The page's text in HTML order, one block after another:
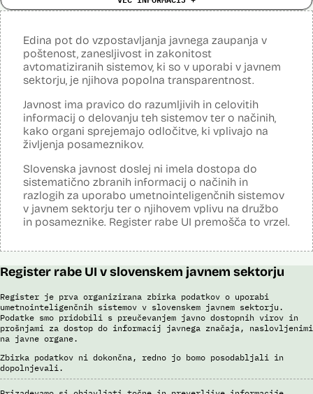
opravljena:
Posodobljeno: 3. december 2024
E-vinjeta je sistem plačevanja cestnine za vožnjo po slovenskih
avtocestah z uporabo e-naslova in registrske številke vozila in
nadzora. Za izvajanje cestninskega nadzora upravljavec cest preko
cestninskega nadzora preverja, ali so potniki kupili e-vinjeto. Sistem
samodejno v realnem času prepoznava registrske tablice, države
registracije vozila, barve, znamke, modele in modelna leta, cestninski
razred in vrste vozil. Prepoznava poteka s pomočjo
umetnointeligenčnih sistemov optične prepoznave na podlagi
Viri:
Dosje javnega naročila
Odgovor na zahtevek za informacije javnega značaja
Pogodba za izdelavo sistema E-vinjeta
Potek procesa nadzora E-vinjet
Edina pot do vzpostavljanja javnega zaupanja v
poštenost, zanesljivost in zakonitost
avtomatiziranih sistemov, ki so v uporabi v javnem
sektorju, je njihova popolna transparentnost.
Javnost ima pravico do razumljivih in celovitih
informacij o delovanju teh sistemov ter o načinih,
kako organi sprejemajo odločitve, ki vplivajo na
življenja posameznikov.
Slovenska javnost doslej ni imela dostopa do
sistematično zbranih informacij o načinih in
razlogih za uporabo umetnointeligenčnih sistemov
v javnem sektorju ter o njihovem vplivu na družbo
in posameznike. Register rabe UI premošča to vrzel.
Register rabe UI v slovenskem javnem sektorju
Register je prva organizirana zbirka podatkov o uporabi
umetnointeligenčnih sistemov v slovenskem javnem sektorju.
Podatke smo pridobili s preučevanjem javno dostopnih virov in
prošnjami za dostop do informacij javnega značaja, naslovljenimi
na javne organe.
Zbirka podatkov ni dokončna, redno jo bomo posodabljali in
dopolnjevali.